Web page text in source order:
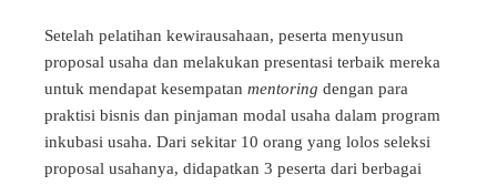
Setelah pelatihan kewirausahaan, peserta menyusun
proposal usaha dan melakukan presentasi terbaik mereka
untuk mendapat kesempatan mentoring dengan para
praktisi bisnis dan pinjaman modal usaha dalam program
inkubasi usaha. Dari sekitar 10 orang yang lolos seleksi
proposal usahanya, didapatkan 3 peserta dari berbagai